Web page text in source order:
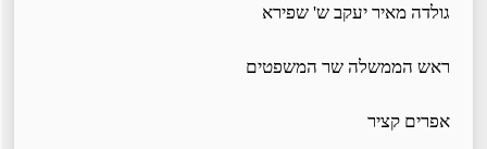
גולדה מאיר יעקב ש' שפירא
ראש הממשלה שר המשפטים
אפרים קציר